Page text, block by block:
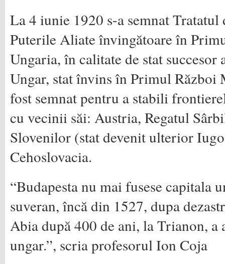
La 4 iunie 1920 s-a semnat
Puterile Aliate învingătoare în
Ungaria, în calitate de stat
Ungar, stat învins în Primul Război
fost semnat pentru a stabili
cu vecinii săi: Austria, Regatul
Slovenilor (stat devenit ulterior
Cehoslovacia.
“Budapesta nu mai fusese capitala
suveran, încă din 1527, dupa
Abia după 400 de ani, la Trianon, a
ungar.”, scria profesorul Ion Coja